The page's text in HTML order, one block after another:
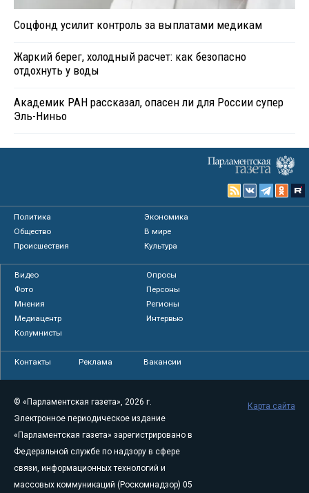
Соцфонд усилит контроль за выплатами медикам
Жаркий берег, холодный расчет: как безопасно
отдохнуть у воды
Академик РАН рассказал, опасен ли для России супер
Эль-Ниньо
Политика
Экономика
Общество
В мире
Происшествия
Культура
Видео
Опросы
Фото
Персоны
Мнения
Регионы
Медиацентр
Интервью
Колумнисты
Контакты Реклама Вакансии
© «Парламентская газета», 2026 г.
Электронное периодическое издание
«Парламентская газета» зарегистрировано в
Федеральной службе по надзору в сфере
связи, информационных технологий и
массовых коммуникаций (Роскомнадзор) 05
Карта сайта